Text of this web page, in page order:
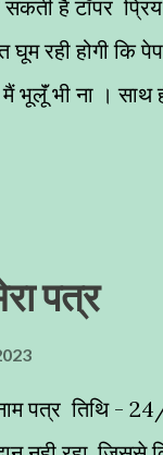
हैं टॉपर प्रिय
रही होगी कि
भी ना । साथ
की तैयारी
वह सोचते हैं क्या -
वह बोर्ड
पत्र
पत्र तिथि -